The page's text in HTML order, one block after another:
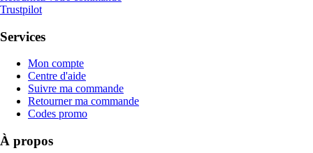
Trustpilot
Services
Mon compte
Centre d'aide
Suivre ma commande
Retourner ma commande
Codes promo
À propos